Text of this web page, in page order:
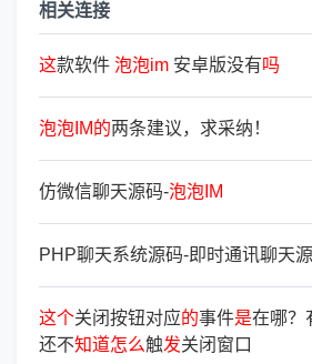
相关连接
这款软件 泡泡im 安卓版没有吗
泡泡 IM的两条建议，求采纳！
仿微信聊天源码-泡泡 IM
PHP聊天系统源码-即时通讯聊天
这个关闭按钮对应的事件是在哪？
还不知道怎么触发关闭窗口